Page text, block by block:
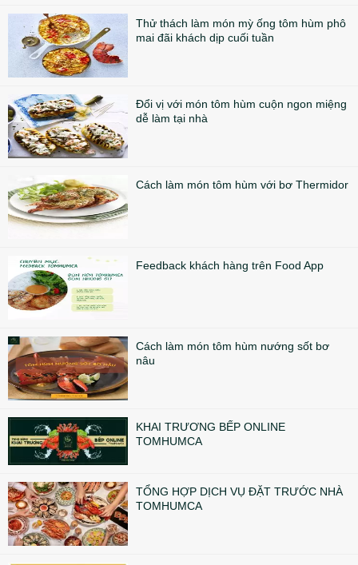
Thử thách làm món mỳ ống tôm hùm phô
mai đãi khách dịp cuối tuần
Đổi vị với món tôm hùm cuộn ngon miệng
dễ làm tại nhà
Cách làm món tôm hùm với bơ Thermidor
Feedback khách hàng trên Food App
Cách làm món tôm hùm nướng sốt bơ
nâu
KHAI TRƯƠNG BẾP ONLINE
TOMHUMCA
TỔNG HỢP DỊCH VỤ ĐẶT TRƯỚC NHÀ
TOMHUMCA